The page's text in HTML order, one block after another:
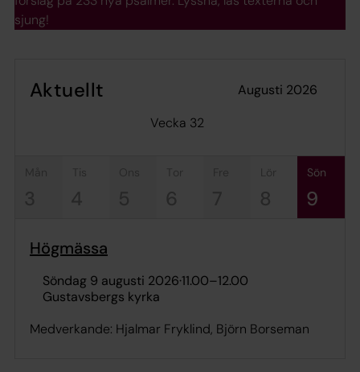
sjung!
Aktuellt
augusti 2026
Vecka 32
tis
4
tor
6
lör
8
sön
9
Högmässa
söndag 9 augusti 2026·11.00–12.00
Gustavsbergs kyrka
Medverkande: Hjalmar Fryklind, Björn Borseman